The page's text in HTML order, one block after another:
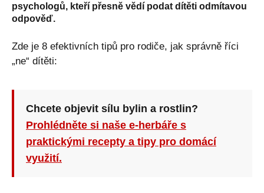
psychologů, kteří přesně vědí podat dítěti odmítavou
odpověď.
Zde je 8 efektivních tipů pro rodiče, jak správně říci
„ne“ dítěti:
Chcete objevit sílu bylin a rostlin?
Prohlédněte si naše e-herbáře s
praktickými recepty a tipy pro domácí
využití.